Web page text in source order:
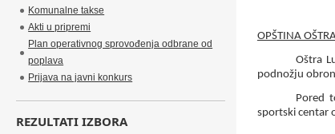
OPŠTINA
Oštra
podnožju
Pored
sportski centar
Komunalne takse
Akti u pripremi
Plan operativnog sprovođenja odbrane od
poplava
Prijava na javni konkurs
REZULTATI IZBORA